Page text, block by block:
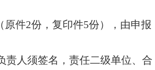
原件2份，复印件5份），由申报
责人须签名，责任二级单位、合